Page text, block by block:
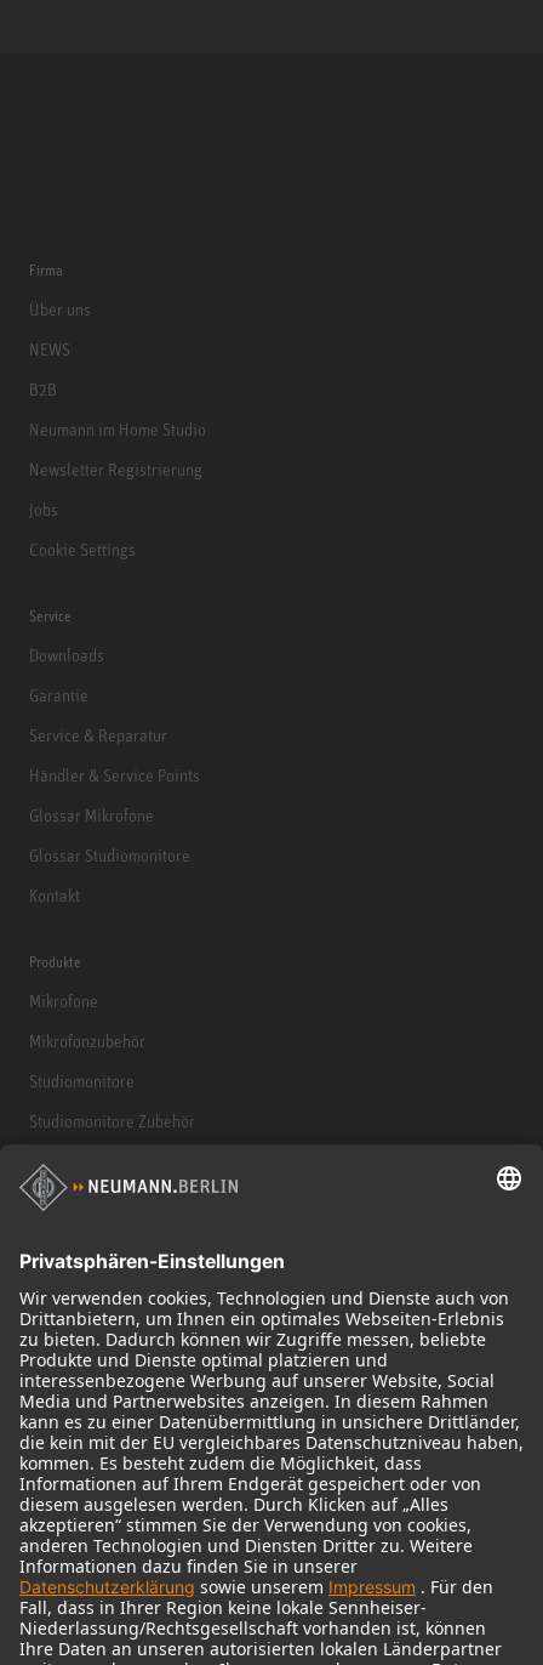
Firma
Über uns
NEWS
B2B
Neumann im Home Studio
Newsletter Registrierung
Jobs
Cookie Settings
Service
Downloads
Garantie
Service & Reparatur
Händler & Service Points
Glossar Mikrofone
Glossar Studiomonitore
Kontakt
Produkte
Mikrofone
Mikrofonzubehör
Studiomonitore
Studiomonitore Zubehör
Kopfhörer
Historische Mikrofone
© 2018 - 2026Georg Neumann GmbH
Impressum
Nutzungsbedingungen